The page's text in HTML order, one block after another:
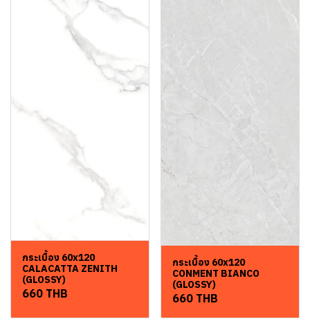
กระเบื้อง 60x120
CALACATTA ZENITH
(GLOSSY)
660 THB
กระเบื้อง 60x120
CONMENT BIANCO
(GLOSSY)
660 THB